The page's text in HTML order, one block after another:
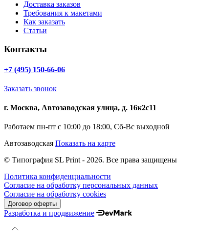
Доставка заказов
Требования к макетами
Как заказать
Статьи
Контакты
+7 (495) 150-66-06
Заказать звонок
г. Москва, Автозаводская улица, д. 16к2с11
Работаем пн-пт с 10:00 до 18:00, Сб-Вс выходной
Автозаводская Показать на карте
© Типография SL Print - 2026. Все права защищены
Политика конфиденциальности
Согласие на обработку персональных данных
Согласие на обработку cookies
Договор оферты
Разработка и продвижение